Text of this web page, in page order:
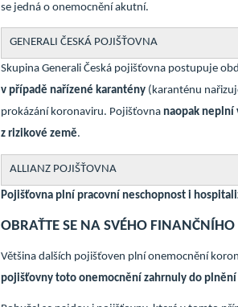
se jedná o onemocnění akutní.
GENERALI ČESKÁ POJIŠŤOVNA
Skupina Generali Česká pojišťovna postupuje
v případě nařízené karantény (karanténu
prokázání koronaviru. Pojišťovna naopak neplní
z rizikové země.
ALLIANZ POJIŠŤOVNA
Pojišťovna plní pracovní neschopnost i
OBRAŤTE SE NA SVÉHO FINANČNÍHO
Většina dalších pojišťoven plní onemocnění
pojišťovny toto onemocnění zahrnuly do